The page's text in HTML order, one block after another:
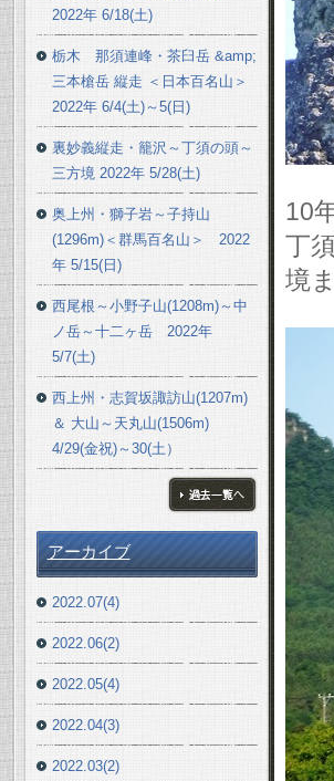
10
丁
境
2022年 6/18(土)
栃木 那須連峰・茶臼岳 &amp;
三本槍岳 縦走 ＜日本百名山＞
2022年 6/4(土)～5(日)
裏妙義縦走・籠沢～丁須の頭～
三方境 2022年 5/28(土)
奥上州・獅子岩～子持山
(1296m)＜群馬百名山＞ 2022
年 5/15(日)
西尾根～小野子山(1208m)～中
ノ岳～十二ヶ岳 2022年
5/7(土)
西上州・志賀坂諏訪山(1207m)
＆ 大山～天丸山(1506m)
4/29(金祝)～30(土）
アーカイブ
2022.07(4)
2022.06(2)
2022.05(4)
2022.04(3)
2022.03(2)